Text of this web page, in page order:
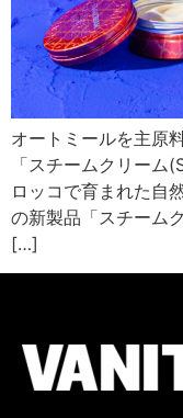
オートミールを主原
「スチームクリーム
ロッコで育まれた自
の新製品「スチーム
[…]